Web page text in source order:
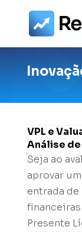
VPL e
Análise
Seja ao
aprovar
entrada
financeiras
Presente